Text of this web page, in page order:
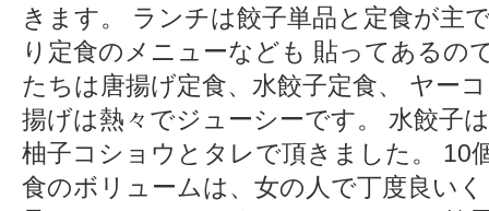
きます。 ランチは餃子単品と定食が主
り定食のメニューなども 貼ってあるの
たちは唐揚げ定食、水餃子定食、 ヤー
揚げは熱々でジューシーです。 水餃子
柚子コショウとタレで頂きました。 10
食のボリュームは、女の人で丁度良い